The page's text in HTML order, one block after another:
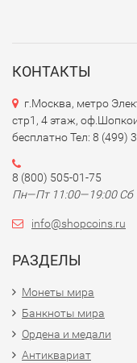
культурных
Хирошигэ, а на
### 3.Элементы
- Японские
- Водяные знаки.
- Микропечать и
видимыми при
### 4.
КОНТАКТЫ
г.Москва, метро
стр1, 4 этаж,
бесплатно Тел: 8 (499)
8 (800) 505-01-75
Пн—Пт 11:00—19:00 Сб
info@shopcoins.ru
РАЗДЕЛЫ
Монеты мира
Банкноты мира
Ордена и медали
Антиквариат